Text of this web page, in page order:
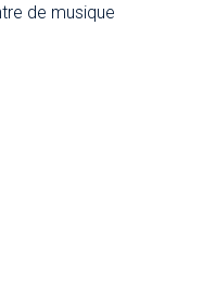
de musique